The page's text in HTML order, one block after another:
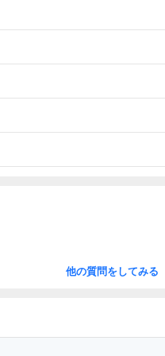
他の質問をしてみる